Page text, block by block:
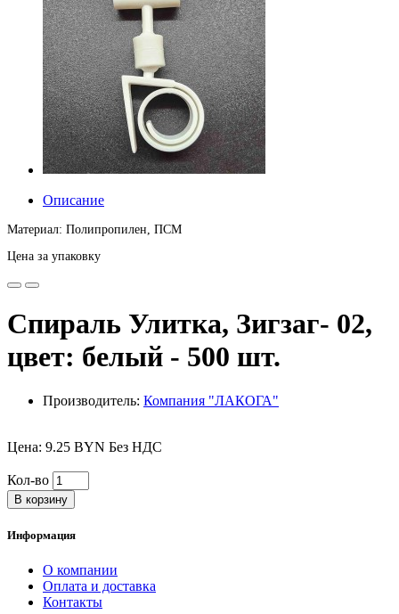
Описание
Материал: Полипропилен, ПСМ
Цена за упаковку
Спираль Улитка, Зигзаг- 02,
цвет: белый - 500 шт.
Производитель: Компания "ЛАКОГА"
Цена: 9.25 BYN Без НДС
Кол-во
В корзину
Информация
О компании
Оплата и доставка
Контакты